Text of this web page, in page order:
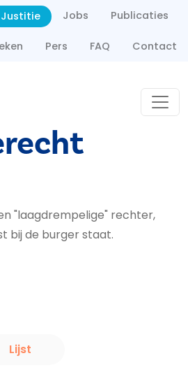
gaan Jobs Publicaties
Pers FAQ Contact
"laagdrempelige" rechter,
bij de burger staat.
Lijst